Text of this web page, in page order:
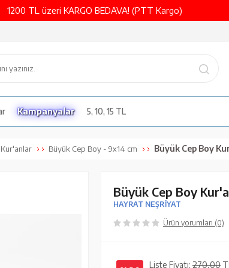
1200 TL üzeri KARGO BEDAVA! (PTT Kargo)
Kampanyalar 5, 10, 15 TL
Kur'anlar Büyük Cep Boy - 9x14 cm Büyük Cep Boy
Büyük Cep Boy
HAYRAT NEŞRİYAT
Ürün yorumları (0)
Liste Fiyatı: 270,00 TL